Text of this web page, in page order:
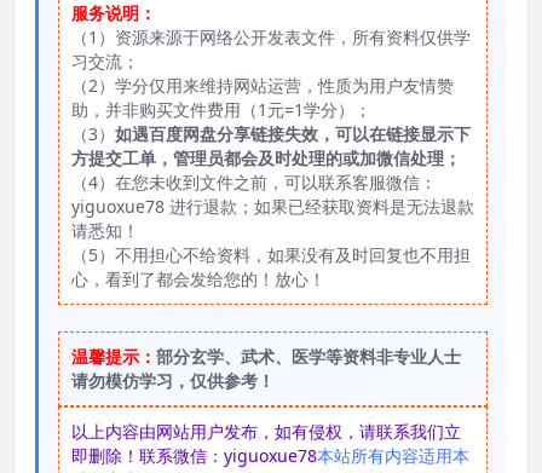
服务说明：
（1）资源来源于网络公开发表文件，所有资料仅供学
习交流；
（2）学分仅用来维持网站运营，性质为用户友情赞
助，并非购买文件费用（1元=1学分）；
（3） 如遇百度网盘分享链接失效，可以在链接显示下
方提交工单，管理员都会及时处理的或加微信处理；
（4）在您未收到文件之前，可以联系客服微信：
yiguoxue78 进行退款；如果已经获取资料是无法退款
请悉知！
（5）不用担心不给资料，如果没有及时回复也不用担
心，看到了都会发给您的！放心！
温馨提示： 部分玄学、武术、医学等资料非专业人士
请勿模仿学习，仅供参考！
以上内容由网站用户发布，如有侵权，请联系我们立
即删除！联系微信：yiguoxue78本站所有内容适用本